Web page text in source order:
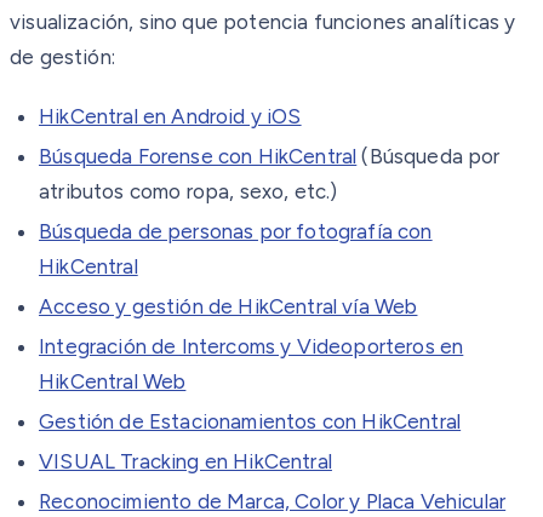
visualización, sino que potencia funciones analíticas y
de gestión:
HikCentral en Android y iOS
Búsqueda Forense con HikCentral (Búsqueda por
atributos como ropa, sexo, etc.)
Búsqueda de personas por fotografía con
HikCentral
Acceso y gestión de HikCentral vía Web
Integración de Intercoms y Videoporteros en
HikCentral Web
Gestión de Estacionamientos con HikCentral
VISUAL Tracking en HikCentral
Reconocimiento de Marca, Color y Placa Vehicular